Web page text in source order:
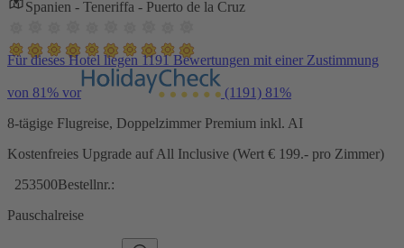
Spanien - Teneriffa - Puerto de la Cruz
Für dieses Hotel liegen 1191 Bewertungen mit einer Zustimmung
von 81% vor (1191) 81%
8-tägige Flugreise, Doppelzimmer Premium inkl. AI
Kostenfreies Upgrade auf All Inclusive (Wert € 199.- pro Zimmer)
253500Bestellnr.:
Pauschalreise